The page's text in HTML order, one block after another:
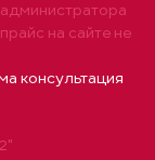
на сайте не
консультация